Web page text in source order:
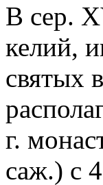
В сер.
келий,
святых
г.
саж.) с